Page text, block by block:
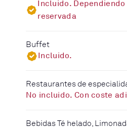
Incluido.
reservada
Buffet
Incluido.
Restaurantes de
No incluido. Con coste
Bebidas Té helado,